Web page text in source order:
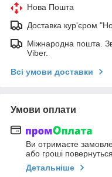
Нова Пошта
Доставка кур'єром
Міжнародна пошта.
Viber.
Всі умови доставки
Умови оплати
Ви отримаєте
або гроші
Детальніше